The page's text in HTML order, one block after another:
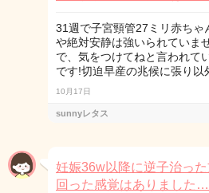
31週で子宮頸管27ミリ赤ちゃ
や絶対安静は強いられていま
で、気をつけてねと言われて
です!切迫早産の兆候に張り以
10月17日
sunnyレタス
妊娠36w以降に逆子治っ
回った感覚はありました…